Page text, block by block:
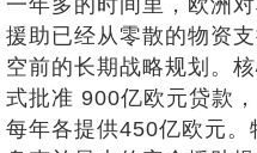
援助已经从零散的物资
空前的长期战略规划。
式批准 900亿欧元贷款
每年各提供450亿欧元